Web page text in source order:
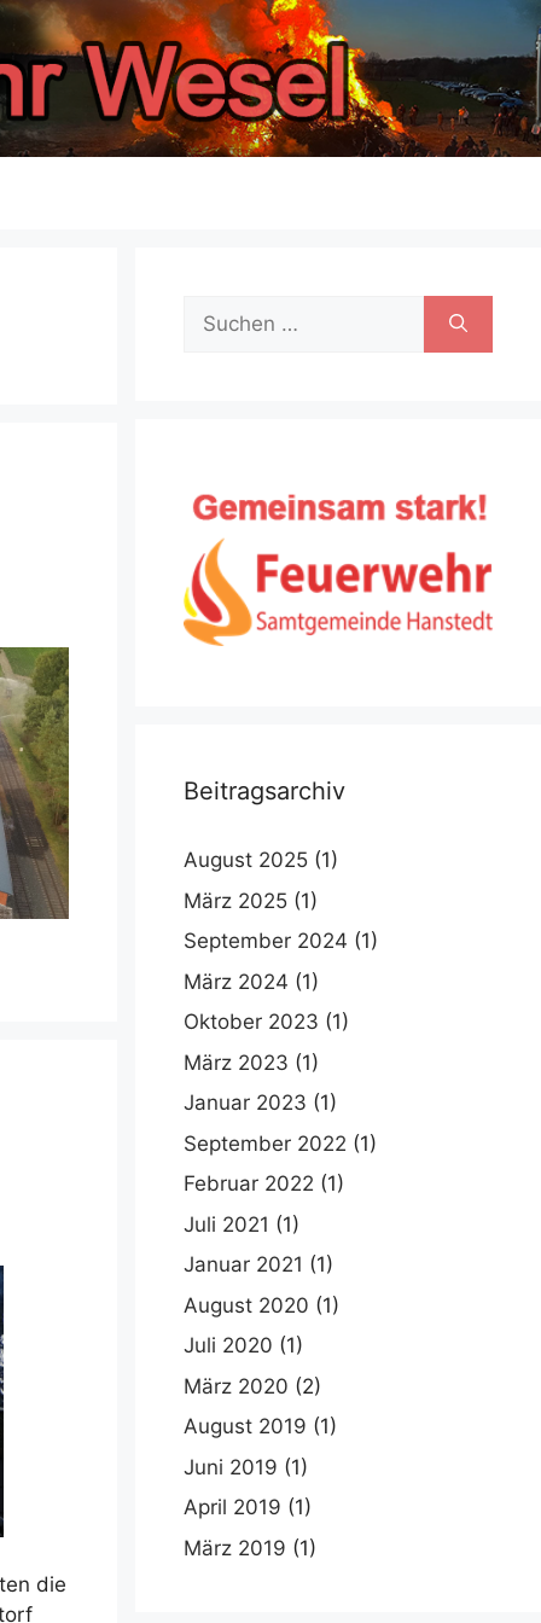
die
Suche
nach:
Beitragsarchiv
August 2025 (1)
März 2025 (1)
September 2024 (1)
März 2024 (1)
Oktober 2023 (1)
März 2023 (1)
Januar 2023 (1)
September 2022 (1)
Februar 2022 (1)
Juli 2021 (1)
Januar 2021 (1)
August 2020 (1)
Juli 2020 (1)
März 2020 (2)
August 2019 (1)
Juni 2019 (1)
April 2019 (1)
März 2019 (1)